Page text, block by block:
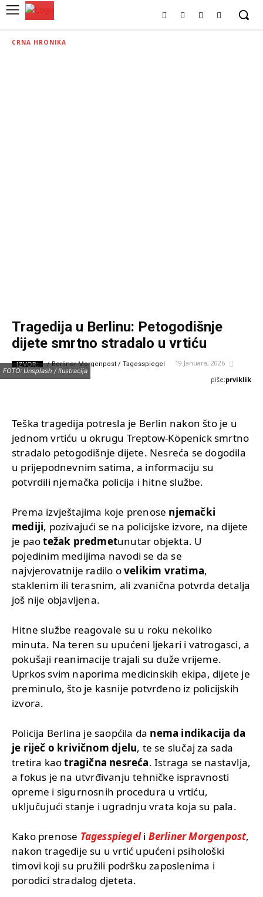
CRNA HRONIKA
Tragedija u Berlinu: Petogodišnje
dijete smrtno stradalo u vrtiću
IZVOR: / Berliner Morgenpost / Tagesspiegel
19 Januara, 2026
piše:prviklik
FOTO: Unsplash / Ilustracija
Teška tragedija potresla je Berlin nakon što je u
jednom vrtiću u okrugu Treptow-Köpenick smrtno
stradalo petogodišnje dijete. Nesreća se dogodila
u prijepodnevnim satima, a informaciju su
potvrdili njemačka policija i hitne službe.
Prema izvještajima koje prenose njemački
mediji, pozivajući se na policijske izvore, na dijete
je paotežak predmetunutar objekta. U
pojedinim medijima navodi se da se
najvjerovatnije radilo ovelikim vratima,
staklenim ili terasnim, ali zvanična potvrda detalja
još nije objavljena.
Hitne službe reagovale su u roku nekoliko
minuta. Na teren su upućeni ljekari i vatrogasci, a
pokušaji reanimacije trajali su duže vrijeme.
Uprkos svim naporima medicinskih ekipa, dijete je
preminulo, što je kasnije potvrđeno iz policijskih
izvora.
Policija Berlina je saopćila da nema indikacija da
je riječ o krivičnom djelu, te se slučaj za sada
tretira kaotragična nesreća. Istraga se nastavlja,
a fokus je na utvrđivanju tehničke ispravnosti
opreme i sigurnosnih procedura u vrtiću,
uključujući stanje i ugradnju vrata koja su pala.
Kako prenose Tagesspiegeli Berliner Morgenpost,
nakon tragedije su u vrtić upućeni psihološki
timovi koji su pružili podršku zaposlenima i
porodici stradalog djeteta.